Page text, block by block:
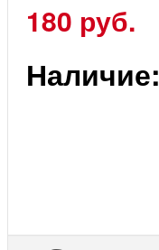
180 руб.
Наличие: